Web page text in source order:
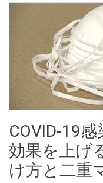
COVID-19
効果を上げ
け方と二重